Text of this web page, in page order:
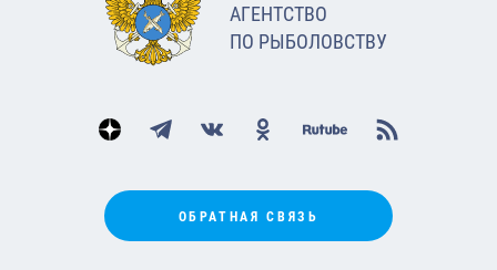
АГЕНТСТВО
ПО РЫБОЛОВСТВУ
ОБРАТНАЯ СВЯЗЬ